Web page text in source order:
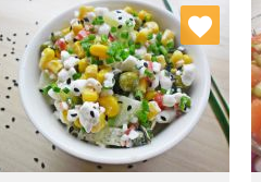
Dodaj do ulubionych
Wybierz listę: